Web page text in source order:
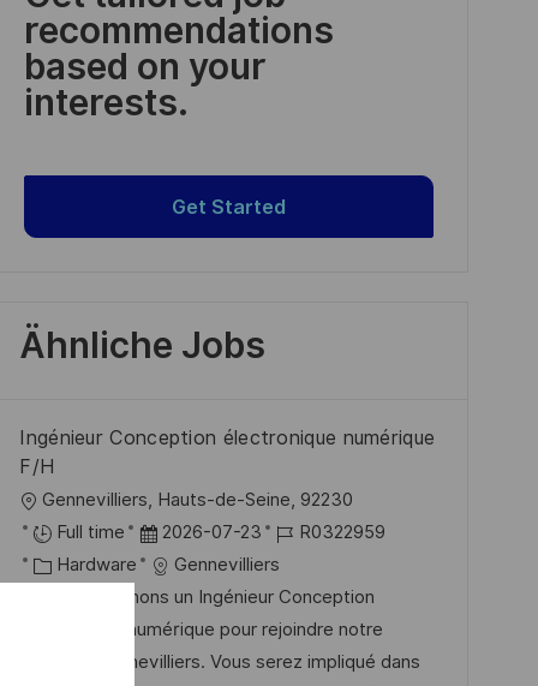
recommendations
based on your
interests.
Get Started
Ähnliche Jobs
Ingénieur Conception électronique numérique
F/H
O
r
t
Gennevilliers, Hauts-de-Seine, 92230
Full time
D
a
t
u
m
2026-07-23
J
o
b
-
I
R0322959
K Hardware
Gennevilliers
Nous recherchons un Ingénieur Conception
électronique numérique pour rejoindre notre
équipe à Gennevilliers. Vous serez impliqué dans